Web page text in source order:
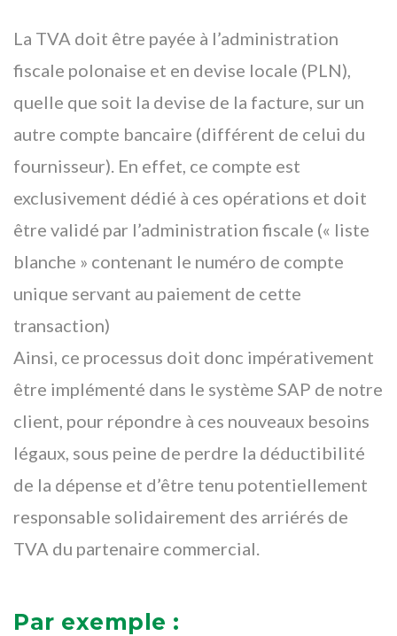
La TVA doit être payée à l’administration
fiscale polonaise et en devise locale (PLN),
quelle que soit la devise de la facture, sur un
autre compte bancaire (différent de celui du
fournisseur). En effet, ce compte est
exclusivement dédié à ces opérations et doit
être validé par l’administration fiscale (« liste
blanche » contenant le numéro de compte
unique servant au paiement de cette
transaction)
Ainsi, ce processus doit donc impérativement
être implémenté dans le système SAP de notre
client, pour répondre à ces nouveaux besoins
légaux, sous peine de perdre la déductibilité
de la dépense et d’être tenu potentiellement
responsable solidairement des arriérés de
TVA du partenaire commercial.
Par exemple :